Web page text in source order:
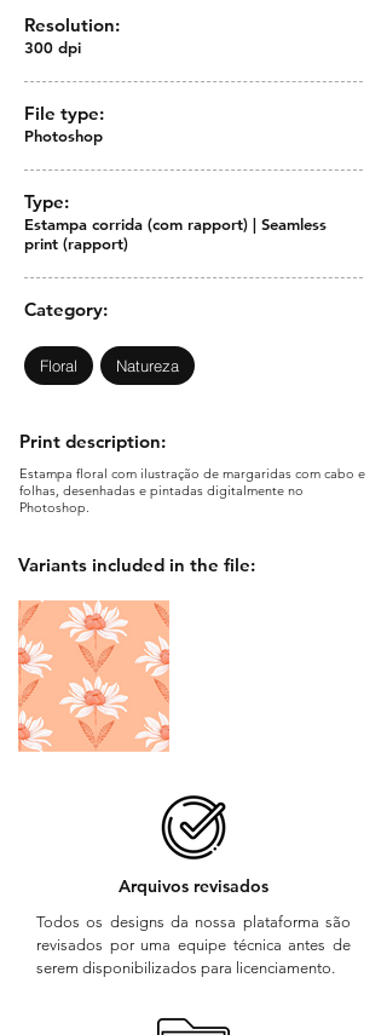
Resolution:
300 dpi
File type:
Photoshop
Type:
Estampa corrida (com rapport) | Seamless
print (rapport)
Category:
Floral Natureza
Print description:
Estampa floral com ilustração de margaridas com cabo e
folhas, desenhadas e pintadas digitalmente no
Photoshop.
Variants included in the file:
Arquivos revisados
Todos os designs da nossa plataforma são
revisados por uma equipe técnica antes de
serem disponibilizados para licenciamento.